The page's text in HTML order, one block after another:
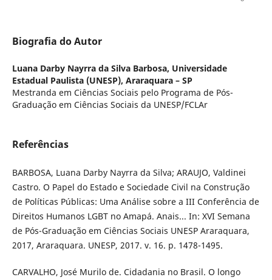
Biografia do Autor
Luana Darby Nayrra da Silva Barbosa, Universidade
Estadual Paulista (UNESP), Araraquara – SP
Mestranda em Ciências Sociais pelo Programa de Pós-
Graduação em Ciências Sociais da UNESP/FCLAr
Referências
BARBOSA, Luana Darby Nayrra da Silva; ARAUJO, Valdinei
Castro. O Papel do Estado e Sociedade Civil na Construção
de Políticas Públicas: Uma Análise sobre a III Conferência de
Direitos Humanos LGBT no Amapá. Anais... In: XVI Semana
de Pós-Graduação em Ciências Sociais UNESP Araraquara,
2017, Araraquara. UNESP, 2017. v. 16. p. 1478-1495.
CARVALHO, José Murilo de. Cidadania no Brasil. O longo